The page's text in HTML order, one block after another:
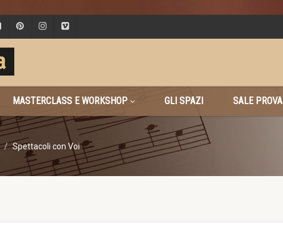
MASTERCLASS E WORKSHOP GLI SPAZI SALE PROVA
Spettacoli con Voi